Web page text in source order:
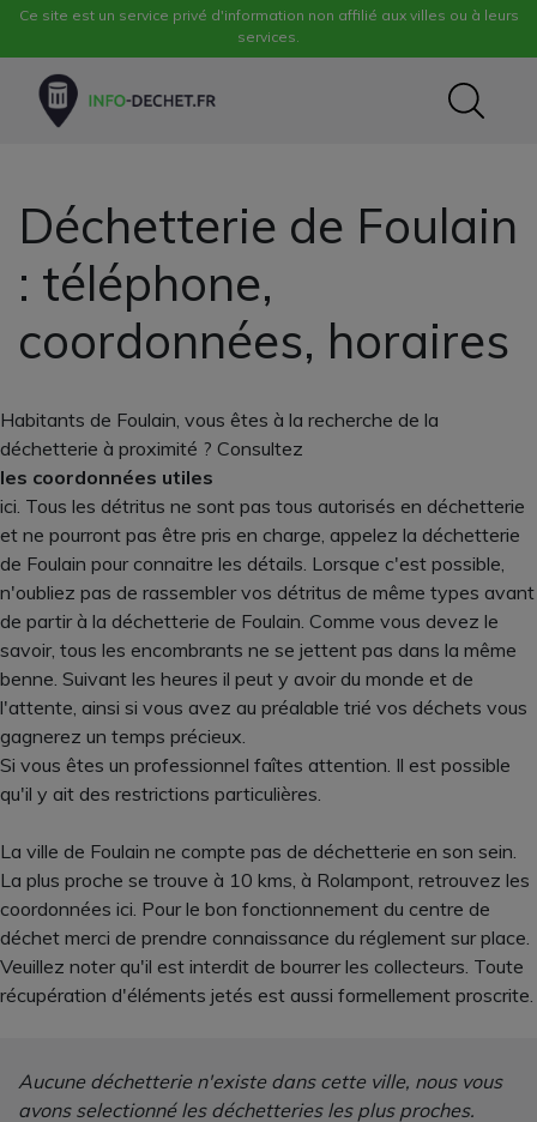
Ce site est un service privé d'information non affilié aux villes ou à leurs
services.
Déchetterie de Foulain
: téléphone,
coordonnées, horaires
Habitants de Foulain, vous êtes à la recherche de la
déchetterie à proximité ? Consultez
les coordonnées utiles
ici. Tous les détritus ne sont pas tous autorisés en déchetterie
et ne pourront pas être pris en charge, appelez la déchetterie
de Foulain pour connaitre les détails. Lorsque c'est possible,
n'oubliez pas de rassembler vos détritus de même types avant
de partir à la déchetterie de Foulain. Comme vous devez le
savoir, tous les encombrants ne se jettent pas dans la même
benne. Suivant les heures il peut y avoir du monde et de
l'attente, ainsi si vous avez au préalable trié vos déchets vous
gagnerez un temps précieux.
Si vous êtes un professionnel faîtes attention. Il est possible
qu'il y ait des restrictions particulières.
La ville de Foulain ne compte pas de déchetterie en son sein.
La plus proche se trouve à 10 kms, à Rolampont, retrouvez les
coordonnées ici. Pour le bon fonctionnement du centre de
déchet merci de prendre connaissance du réglement sur place.
Veuillez noter qu'il est interdit de bourrer les collecteurs. Toute
récupération d'éléments jetés est aussi formellement proscrite.
Aucune déchetterie n'existe dans cette ville, nous vous
avons selectionné les déchetteries les plus proches.